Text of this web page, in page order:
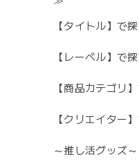
【タイトル】で
【レーベル】で
【商品カテゴリ
【クリエイター
～推し活グッズ～